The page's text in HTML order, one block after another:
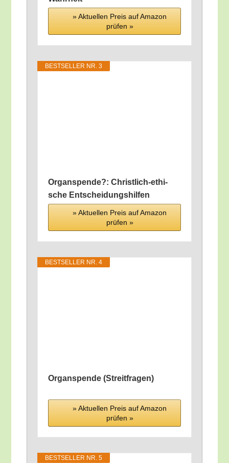
» Aktu­el­len Preis auf Ama­zon
prü­fen »
BEST­SEL­LER NR. 3
Organ­spen­de?: Christ­lich-ethi­
sche Entscheidungshilfen
» Aktu­el­len Preis auf Ama­zon
prü­fen »
BEST­SEL­LER NR. 4
Organ­spen­de (Streit­fra­gen)
» Aktu­el­len Preis auf Ama­zon
prü­fen »
BEST­SEL­LER NR. 5